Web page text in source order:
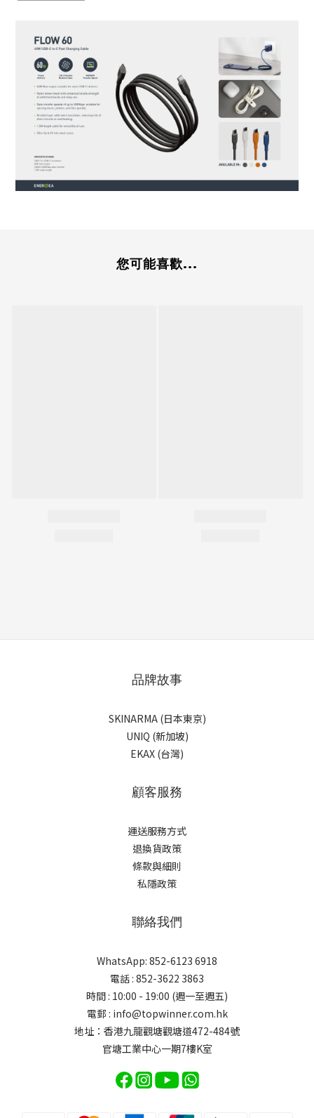
您可能喜歡...
品牌故事
SKINARMA (日本東京)
UNIQ (新加坡)
EKAX (台灣)
顧客服務
運送服務方式
退換貨政策
條款與細則
私隱政策
聯絡我們
WhatsApp: 852-6123 6918
電話 : 852-3622 3863
時間 : 10:00 - 19:00 (週一至週五)
電郵 : info@topwinner.com.hk
地址：香港九龍觀塘觀塘道472-484號
官塘工業中心一期7樓K室